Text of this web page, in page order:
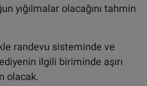
yığılmalar olacağını tahmin
randevu sisteminde ve
ilgili biriminde aşırı
olacak.